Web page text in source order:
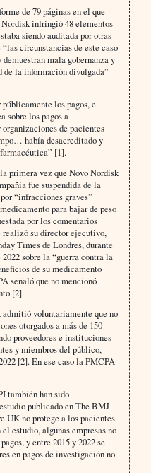
de 79 páginas en el que
infringió 48 elementos
siendo auditada por otras
circunstancias de este caso
mala gobernanza y
la información divulgada”
los pagos, e
sobre los pagos a
de pacientes
había desacreditado y
[1].
primera vez que Novo Nordisk
fue suspendida de la
“infracciones graves”
para bajar de peso
por los comentarios
realizó su director ejecutivo,
Times de Londres, durante
sobre la “guerra contra la
de su medicamento
señaló que no mencionó
[2].
voluntariamente que no
otorgados a más de 150
proveedores e instituciones
y miembros del público,
[2]. En ese caso la PMCPA
también han sido
publicado en The BMJ
UK no protege a los pacientes
estudio, algunas empresas no
y entre 2015 y 2022 se
en pagos de investigación no